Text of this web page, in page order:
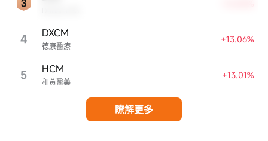
4 德康醫療
DXCM +13.06%
5 和黃醫藥
HCM +13.01%
瞭解更多